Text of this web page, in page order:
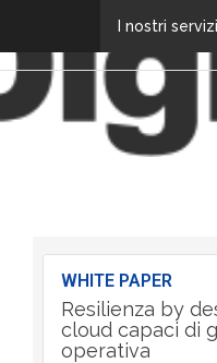
I nostri servizi
WHITE PAPER
Resilienza by
cloud capaci di
operativa